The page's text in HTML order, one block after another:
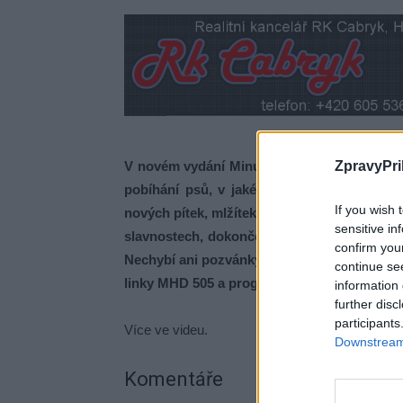
If you wish
sensitive
confirm
continue
information
further
V novém vydání Minutek z radnice se
pobíhání psů, v jaké fázi je revitalizace
nových pítek, mlžítek a aerátoru. Řeč bude
slavnostech, dokončovaných pracích v
Nechybí ani pozvánky na Den bezpečné
linky MHD 505 a program v Lesním divadle
Více ve videu.
Komentáře